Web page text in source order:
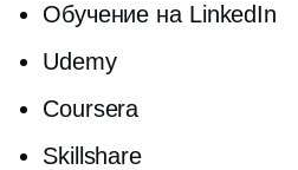
Обучение на LinkedIn
Udemy
Coursera
Skillshare